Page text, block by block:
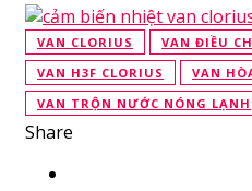
VAN CLORIUS VAN ĐIỀU
VAN H3F CLORIUS
VAN
VAN TRỘN NƯỚC NÓNG LẠNH
Share